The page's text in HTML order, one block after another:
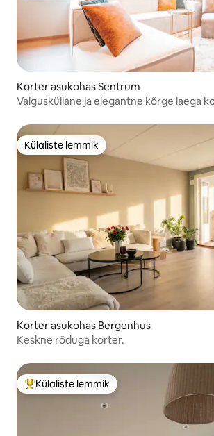
Korter asukohas Sentrum
Valgusküllane ja elegantne kõrge laega
Külaliste lemmik
Külaliste lemmik
Korter asukohas Bergenhus
Keskne rõduga korter.
Külaliste suur lemmik
Külaliste lemmik